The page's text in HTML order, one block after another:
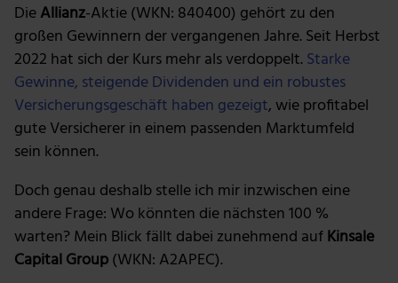
DieAllianz-Aktie (WKN: 840400) gehört zu den
großen Gewinnern der vergangenen Jahre. Seit Herbst
2022 hat sich der Kurs mehr als verdoppelt.Starke
Gewinne, steigende Dividenden und ein robustes
Versicherungsgeschäft haben gezeigt, wie profitabel
gute Versicherer in einem passenden Marktumfeld
sein können.
Doch genau deshalb stelle ich mir inzwischen eine
andere Frage: Wo könnten die nächsten 100 %
warten? Mein Blick fällt dabei zunehmend aufKinsale
Capital Group(WKN: A2APEC).